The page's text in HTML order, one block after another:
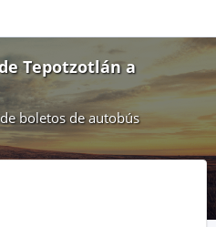
Tepotzotlán a
boletos de autobús